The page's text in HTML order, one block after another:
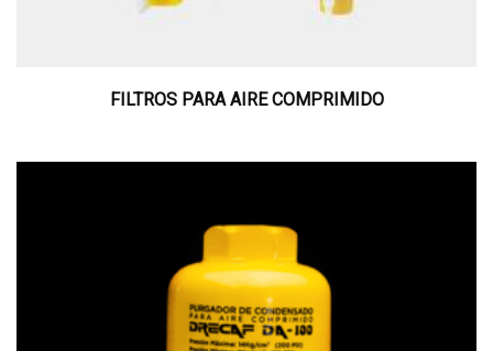
FILTROS PARA AIRE COMPRIMIDO